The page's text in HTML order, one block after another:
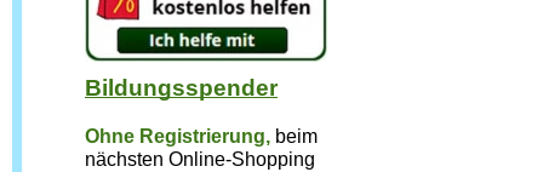
Bildungsspender
Ohne Registrierung, beim
nächsten Online-Shopping